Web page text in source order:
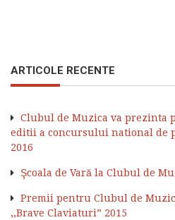
ARTICOLE RECENTE
Clubul de Muzica va prezinta
editii a concursului national de
2016
Şcoala de Vară la Clubul de
Premii pentru Clubul de
,,Brave Claviaturi” 2015